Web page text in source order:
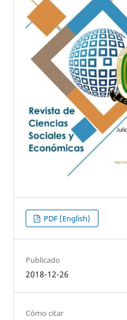
PDF (English)
Publicado
2018-12-26
Cómo citar